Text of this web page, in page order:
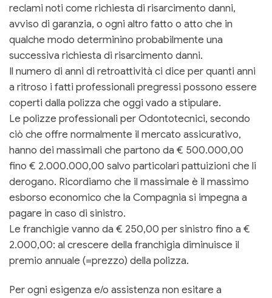
reclami noti come richiesta di risarcimento danni,
avviso di garanzia, o ogni altro fatto o atto che in
qualche modo determinino probabilmente una
successiva richiesta di risarcimento danni.
Il numero di anni di retroattività ci dice per quanti anni
a ritroso i fatti professionali pregressi possono essere
coperti dalla polizza che oggi vado a stipulare.
Le polizze professionali per Odontotecnici, secondo
ciò che offre normalmente il mercato assicurativo,
hanno dei massimali che partono da € 500.000,00
fino € 2.000.000,00 salvo particolari pattuizioni che li
derogano. Ricordiamo che il massimale è il massimo
esborso economico che la Compagnia si impegna a
pagare in caso di sinistro.
Le franchigie vanno da € 250,00 per sinistro fino a €
2.000,00: al crescere della franchigia diminuisce il
premio annuale (=prezzo) della polizza.
Per ogni esigenza e/o assistenza non esitare a